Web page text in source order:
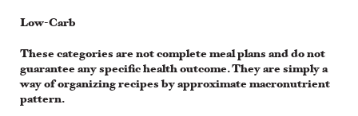
Low-Carb
These categories are not complete meal plans and do not
guarantee any specific health outcome. They are simply a
way of organizing recipes by approximate macronutrient
pattern.